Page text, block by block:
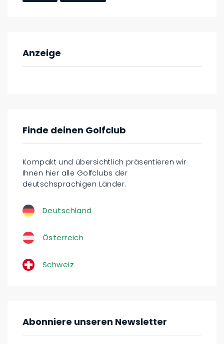
Anzeige
Finde deinen Golfclub
Kompakt und übersichtlich präsentieren wir
Ihnen hier alle Golfclubs der
deutschsprachigen Länder.
Deutschland
Österreich
Schweiz
Abonniere unseren Newsletter